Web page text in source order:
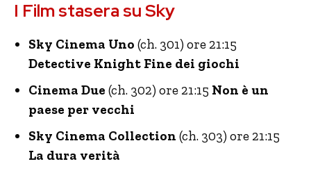
I Film stasera su Sky
Sky Cinema Uno (ch. 301) ore 21:15
Detective Knight Fine dei giochi
Cinema Due (ch. 302) ore 21:15 Non è un
paese per vecchi
Sky Cinema Collection (ch. 303) ore 21:15
La dura verità